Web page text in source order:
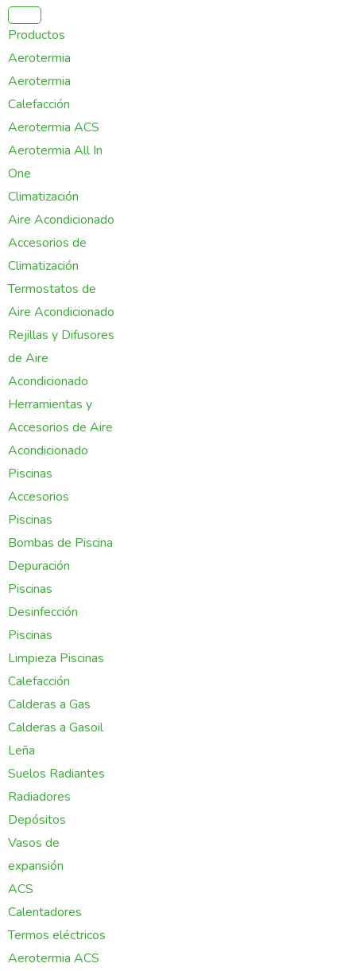
contenido
Productos
Aerotermia
Aerotermia
Calefacción
Aerotermia ACS
Aerotermia All In
One
Climatización
Aire Acondicionado
Accesorios de
Climatización
Termostatos de
Aire Acondicionado
Rejillas y Difusores
de Aire
Acondicionado
Herramientas y
Accesorios de Aire
Acondicionado
Piscinas
Accesorios
Piscinas
Bombas de Piscina
Depuración
Piscinas
Desinfección
Piscinas
Limpieza Piscinas
Calefacción
Calderas a Gas
Calderas a Gasoil
Leña
Suelos Radiantes
Radiadores
Depósitos
Vasos de
expansión
ACS
Calentadores
Termos eléctricos
Aerotermia ACS